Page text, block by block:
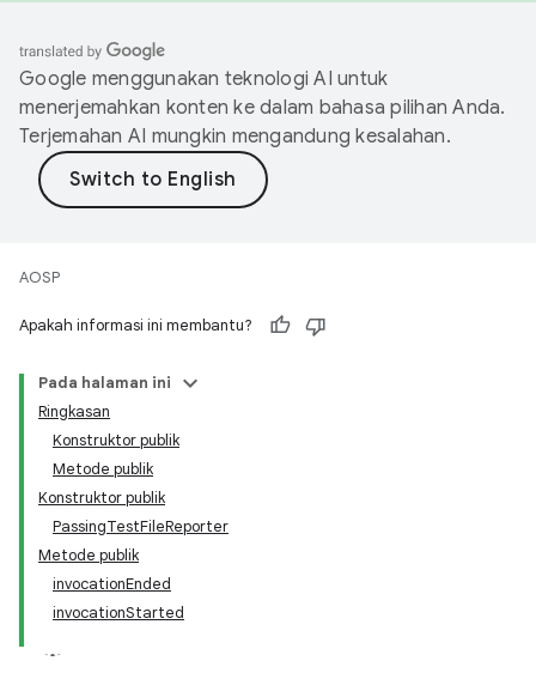
Google menggunakan teknologi AI untuk
menerjemahkan konten ke dalam bahasa pilihan Anda.
Terjemahan AI mungkin mengandung kesalahan.
AOSP
Apakah informasi ini membantu?
Pada halaman ini
Ringkasan
Konstruktor publik
Metode publik
Konstruktor publik
PassingTestFileReporter
Metode publik
invocationEnded
invocationStarted